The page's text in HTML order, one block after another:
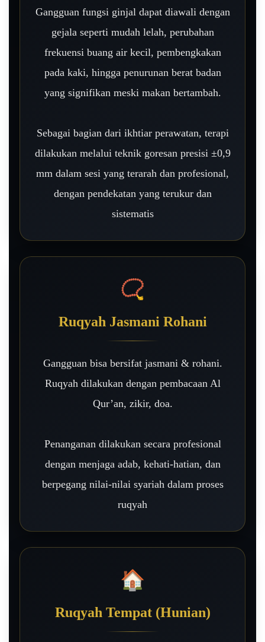
Gangguan fungsi ginjal dapat diawali dengan
gejala seperti mudah lelah, perubahan
frekuensi buang air kecil, pembengkakan
pada kaki, hingga penurunan berat badan
yang signifikan meski makan bertambah.
Sebagai bagian dari ikhtiar perawatan, terapi
dilakukan melalui teknik goresan presisi ±0,9
mm dalam sesi yang terarah dan profesional,
dengan pendekatan yang terukur dan
sistematis
📿
Ruqyah Jasmani Rohani
Gangguan bisa bersifat jasmani & rohani.
Ruqyah dilakukan dengan pembacaan Al
Qur’an, zikir, doa.
Penanganan dilakukan secara profesional
dengan menjaga adab, kehati-hatian, dan
berpegang nilai-nilai syariah dalam proses
ruqyah
🏠
Ruqyah Tempat (Hunian)